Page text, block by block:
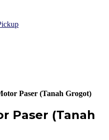
Paser (Tanah Grogot)
Paser (Tanah